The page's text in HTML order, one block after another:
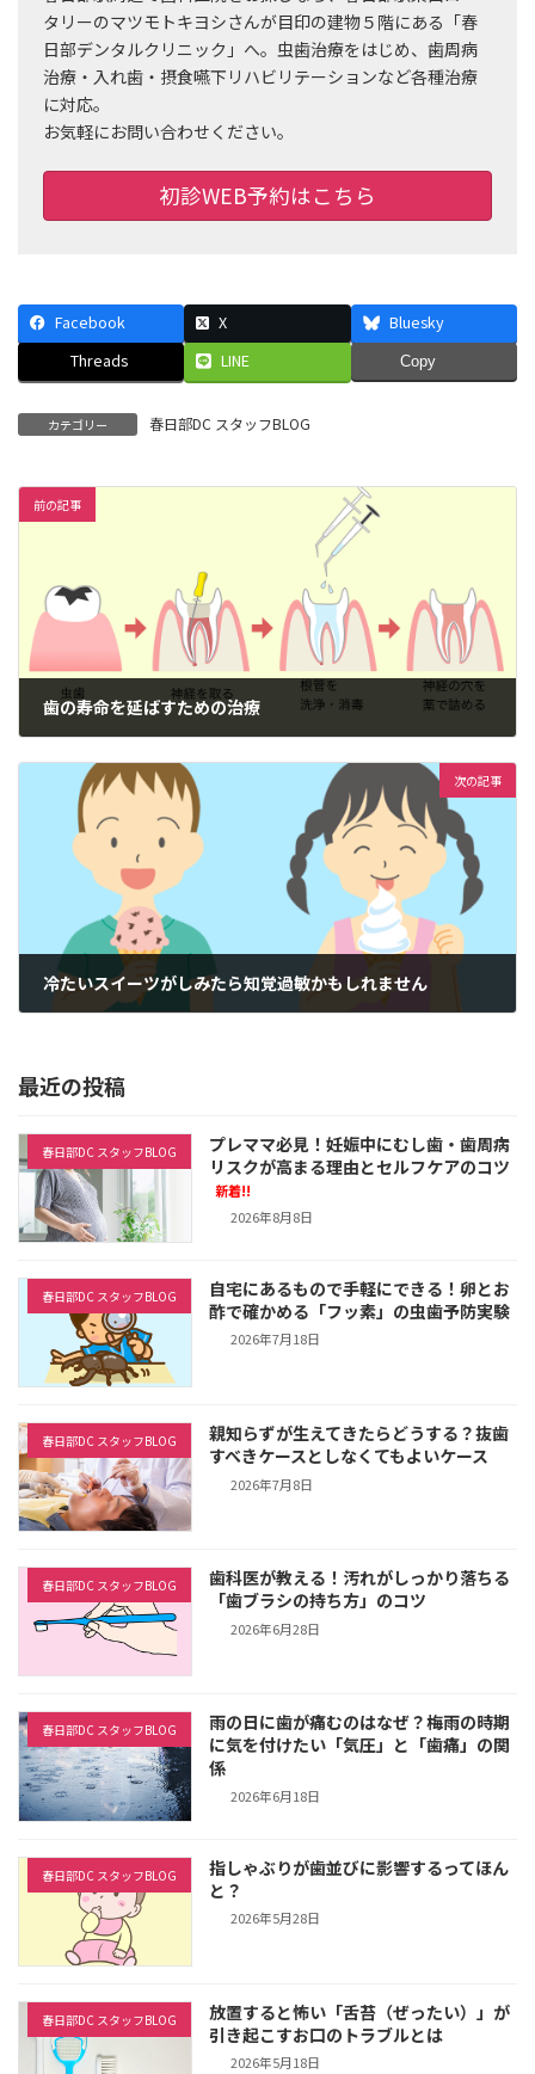
タリーのマツモトキヨシさんが目印の建物５階にある「春
日部デンタルクリニック」へ。虫歯治療をはじめ、歯周病
治療・入れ歯・摂食嚥下リハビリテーションなど各種治療
に対応。
お気軽にお問い合わせください。
初診WEB予約はこちら
Facebook X
Bluesky
Threads
LINE Copy
カテゴリー 春日部DC スタッフBLOG
前の記事
歯の寿命を延ばすための治療
次の記事
冷たいスイーツがしみたら知覚過敏かもしれません
最近の投稿
春日部DC スタッフBLOG
プレママ必見！妊娠中にむし歯・歯周病
リスクが高まる理由とセルフケアのコツ
新着!!
2026年8月8日
春日部DC スタッフBLOG
自宅にあるもので手軽にできる！卵とお
酢で確かめる「フッ素」の虫歯予防実験
2026年7月18日
春日部DC スタッフBLOG
親知らずが生えてきたらどうする？抜歯
すべきケースとしなくてもよいケース
2026年7月8日
春日部DC スタッフBLOG
歯科医が教える！汚れがしっかり落ちる
「歯ブラシの持ち方」のコツ
2026年6月28日
春日部DC スタッフBLOG
雨の日に歯が痛むのはなぜ？梅雨の時期
に気を付けたい「気圧」と「歯痛」の関
係
2026年6月18日
春日部DC スタッフBLOG
指しゃぶりが歯並びに影響するってほん
と？
2026年5月28日
春日部DC スタッフBLOG
放置すると怖い「舌苔（ぜったい）」が
引き起こすお口のトラブルとは
2026年5月18日